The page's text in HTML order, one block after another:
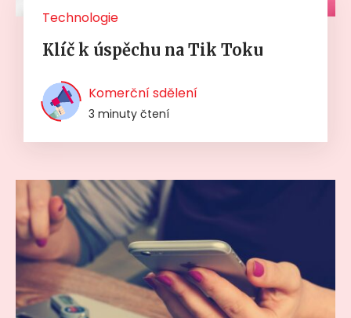
Technologie
Klíč k úspěchu na Tik Toku
Komerční sdělení
3 minuty čtení